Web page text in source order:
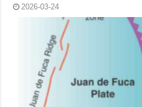
2026-03-24